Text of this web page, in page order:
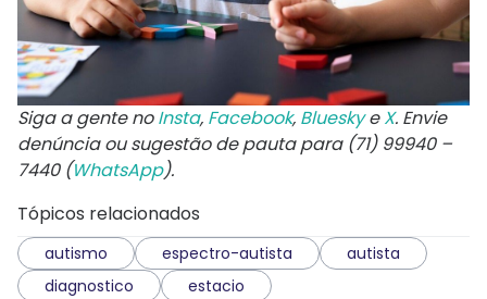
Siga a gente noInsta, Facebook, BlueskyeX. Envie
denúncia ou sugestão de pauta para (71) 99940 –
7440 (WhatsApp).
Tópicos relacionados
autismo espectro-autista
autista
diagnostico
estacio